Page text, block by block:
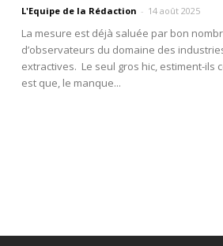
L'Equipe de la Rédaction - 14 août 2025
La mesure est déjà saluée par bon
d’observateurs du domaine des
extractives. Le seul gros hic, estiment-ils
est que, le manque...